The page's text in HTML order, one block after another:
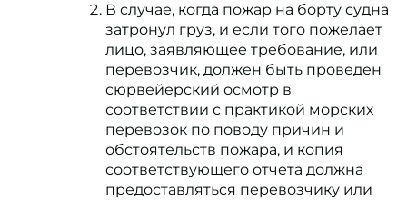
В случае, когда пожар на борту судна
затронул груз, и если того пожелает
лицо, заявляющее требование, или
перевозчик, должен быть проведен
сюрвейерский осмотр в
соответствии с практикой морских
перевозок по поводу причин и
обстоятельств пожара, и копия
соответствующего отчета должна
предоставляться перевозчику или